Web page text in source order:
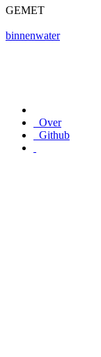
GEMET
binnenwater
Over
Github